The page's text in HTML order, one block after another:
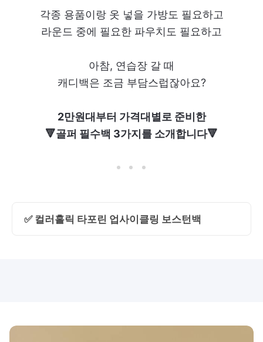
각종 용품이랑 옷 넣을 가방도 필요하고
라운드 중에 필요한 파우치도 필요하고
아참, 연습장 갈 때
캐디백은 조금 부담스럽잖아요?
2만원대부터 가격대별로 준비한
🔻골퍼 필수백 3가지를 소개합니다🔻
✅ 컬러홀릭 타포린 업사이클링 보스턴백